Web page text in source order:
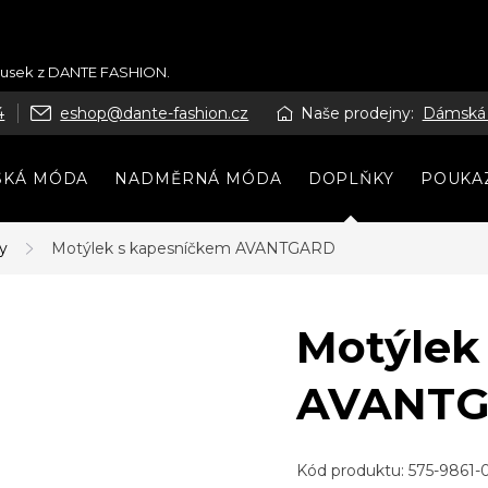
z DANTE FASHION.
eshop@dante-fashion.cz Naše prodejny:
MÓDA NADMĚRNÁ MÓDA DOPLŇKY
Motýlek s kapesníčkem AVANTGARD
Kód produktu: 575-9861-